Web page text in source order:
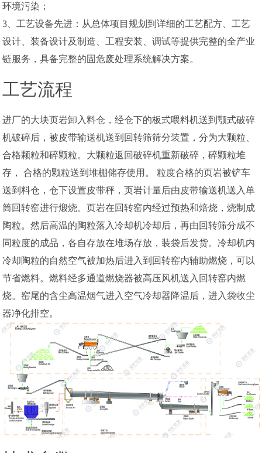
环境污染；
3、工艺设备先进：从总体项目规划到详细的工艺配方、工艺
设计、装备设计及制造、工程安装、调试等提供完整的全产业
链服务，具备完整的固危废处理系统解决方案。
工艺流程
进厂的大块页岩卸入料仓，经仓下的板式喂料机送到颚式破碎
机破碎后，被皮带输送机送到回转筛筛分装置，分为大颗粒、
合格颗粒和碎颗粒。大颗粒返回破碎机重新破碎，碎颗粒堆
存， 合格的颗粒送到堆棚储存使用。 粒度合格的页岩被铲车
送到料仓，仓下设置皮带秤，页岩计量后由皮带输送机送入单
筒回转窑进行煅烧。页岩在回转窑内经过预热和焙烧，烧制成
陶粒。然后高温的陶粒落入冷却机冷却后，再由回转筛分成不
同粒度的成品，各自存放在堆场存放，装袋后发货。冷却机内
冷却陶粒的自然空气被加热后进入到回转窑内辅助燃烧，可以
节省燃料。燃料经多通道燃烧器被高压风机送入回转窑内燃
烧。窑尾的含尘高温烟气进入空气冷却器降温后，进入袋收尘
器净化排空。